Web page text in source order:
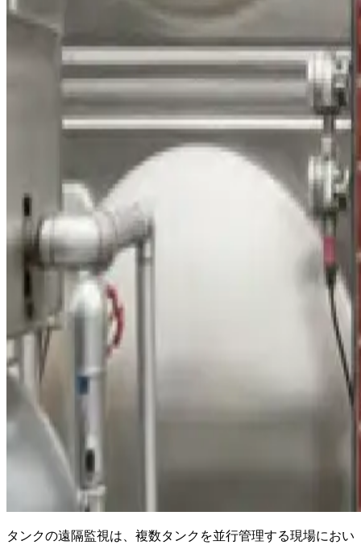
タンクの遠隔監視は、複数タンクを並行管理する現場におい